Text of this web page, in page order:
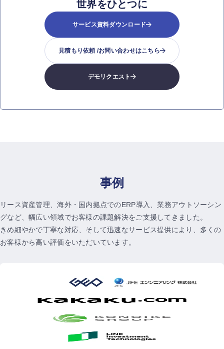
世界をひとつに
サービス資料ダウンロード
見積もり依頼 /お問い合わせはこちら
デモリクエスト
事例
リース資産管理、海外・国内拠点でのERP導入、業務アウトソーシン
グなど、幅広い領域でお客様の課題解決をご支援してきました。
きめ細やかで丁寧な対応、そして迅速なサービス提供により、多くの
お客様から高い評価をいただいています。